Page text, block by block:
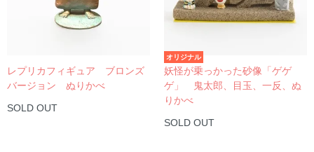
レプリカフィギュア ブロンズ
バージョン ぬりかべ
SOLD OUT
オリジナル
妖怪が乗っかった砂像「ゲゲ
ゲ」 鬼太郎、目玉、一反、ぬ
りかべ
SOLD OUT